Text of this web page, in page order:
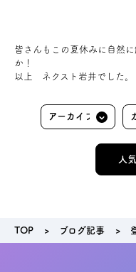
皆さんもこの夏休みに自然
か！
以上 ネクスト岩井でした。
人
TOP ブログ記事